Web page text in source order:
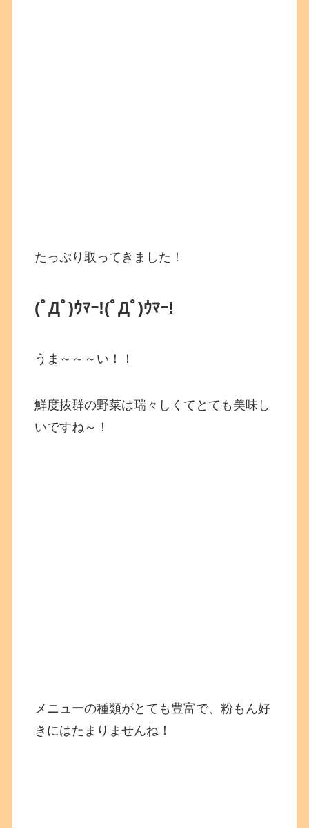
たっぷり取ってきました！
(ﾟДﾟ)ｳﾏｰ!(ﾟДﾟ)ｳﾏｰ!
うま～～～い！！
鮮度抜群の野菜は瑞々しくてとても美味し
いですね～！
メニューの種類がとても豊富で、粉もん好
きにはたまりませんね！